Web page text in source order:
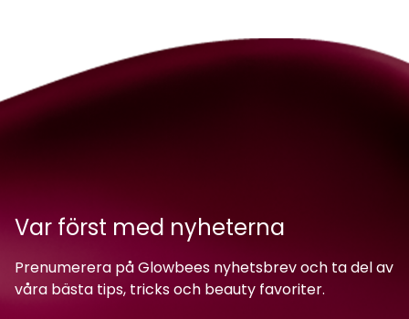
Var först med nyheterna
Prenumerera på Glowbees nyhetsbrev och ta del av
våra bästa tips, tricks och beauty favoriter.